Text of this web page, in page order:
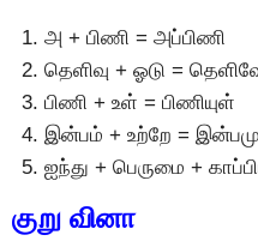
அ + பிணி = அப்பிணி
தெளிவு + ஓடு =
பிணி + உள் = பிணியுள்
இன்பம் + உற்றே =
ஐந்து + பெருமை +
குறு வினா